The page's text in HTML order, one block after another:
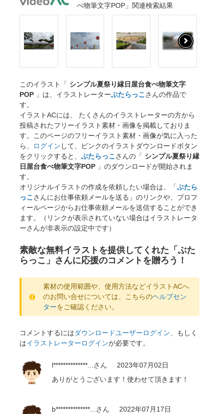
べ物筆文字POP」関連検索結果
このイラスト「 シンプル夏祭り縁日屋台食べ物筆文字
POP 」は、イラストレーターぶたらっこさんの作品で
す。
イラストACには、 たくさんのイラストレーターの方から
投稿されたフリーイラスト素材・画像を掲載しておりま
す。このページのフリーイラスト素材・画像が気に入った
ら、
ログイン して、ピンクのイラストダウンロードボタン
をクリックすると、 ぶたらっこさんの「 シンプル夏祭り縁
日屋台食べ物筆文字POP 」のダウンロードが開始されま
す。
オリジナルイラストの作成を依頼したい場合は、「ぶたら
っこさんにお仕事依頼メールを送る」のリンクや、プロフ
ィールページからお仕事依頼メールを送信することができ
ます。（リンクが表示されていない場合はイラストレータ
ーさんが非表示の設定中です）
素敵な無料イラストを提供してくれた「ぶた
らっこ」さんに応援のコメントを贈ろう！
素材の使用範囲や、使用方法などイラストACへ
のお問い合せについては、こちらのヘルプセン
ターをご確認ください。
コメントするにはダウンロードユーザーログイン、もしく
はイラストレーターログインが必要です。
l**************...さん
2023年07月02日
ありがとうございます！使わせて頂きます！
b**************...さん
2022年07月17日